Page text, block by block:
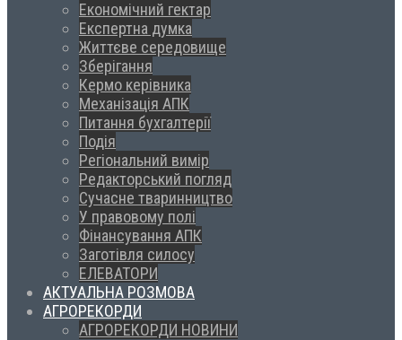
Економічний гектар
Експертна думка
Життєве середовище
Зберігання
Кермо керівника
Механізація АПК
Питання бухгалтерії
Подія
Регіональний вимір
Редакторський погляд
Сучасне тваринництво
У правовому полі
Фінансування АПК
Заготівля силосу
ЕЛЕВАТОРИ
АКТУАЛЬНА РОЗМОВА
АГРОРЕКОРДИ
АГРОРЕКОРДИ НОВИНИ